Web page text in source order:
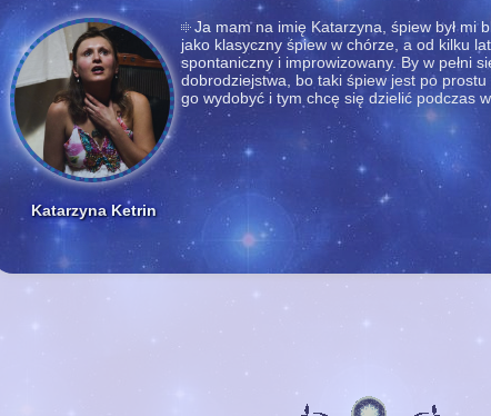
Katarzyna Ketrin
Ja mam na imię Katarzyna, śpiew był mi
jako klasyczny śpiew w chórze, a od kilku
spontaniczny i improwizowany. By w pełni
dobrodziejstwa, bo taki śpiew jest po
go wydobyć i tym chcę się dzielić podczas